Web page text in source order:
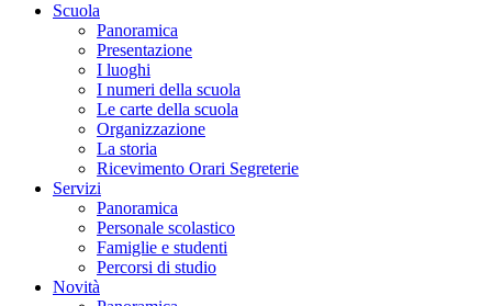
Scuola
Panoramica
Presentazione
I luoghi
I numeri della scuola
Le carte della scuola
Organizzazione
La storia
Ricevimento Orari Segreterie
Servizi
Panoramica
Personale scolastico
Famiglie e studenti
Percorsi di studio
Novità